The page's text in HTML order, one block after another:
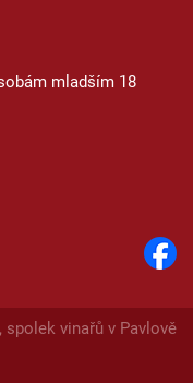
mladším 18
spolek vinařů v Pavlově